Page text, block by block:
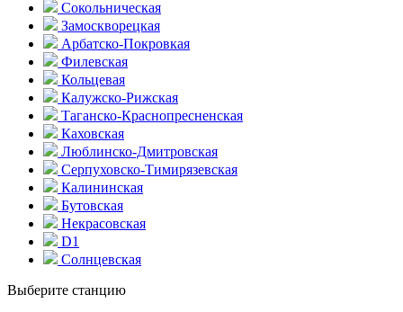
Сокольническая
Замоскворецкая
Арбатско-Покровкая
Филевская
Кольцевая
Калужско-Рижская
Таганско-Краснопресненская
Каховская
Люблинско-Дмитровская
Серпуховско-Тимирязевская
Калининская
Бутовская
Некрасовская
D1
Солнцевская
Выберите станцию